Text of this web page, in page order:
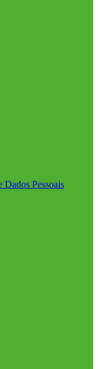
Pessoais